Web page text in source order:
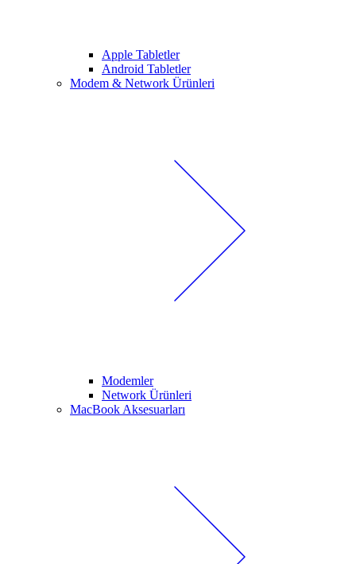
Apple Tabletler
Android Tabletler
Modem & Network Ürünleri
Modemler
Network Ürünleri
MacBook Aksesuarları